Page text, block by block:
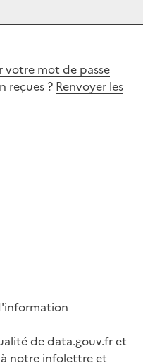
votre mot de passe
reçues ? Renvoyer les
de data.gouv.fr et
à notre infolettre et